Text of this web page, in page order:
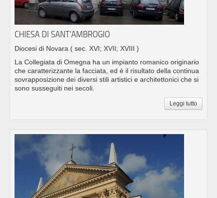
CHIESA DI SANT'AMBROGIO
Diocesi di Novara ( sec. XVI; XVII; XVIII )
La Collegiata di Omegna ha un impianto romanico originario
che caratterizzante la facciata, ed è il risultato della continua
sovrapposizione dei diversi stili artistici e architettonici che si
sono susseguiti nei secoli.
Leggi tutto